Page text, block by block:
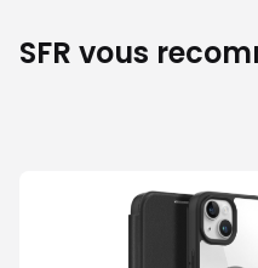
SFR vous